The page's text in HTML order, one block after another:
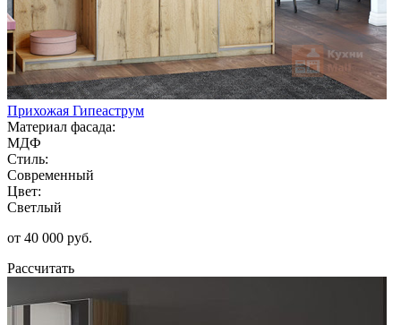
Прихожая Гипеаструм
Материал фасада:
МДФ
Стиль:
Современный
Цвет:
Светлый
от 40 000 руб.
Рассчитать